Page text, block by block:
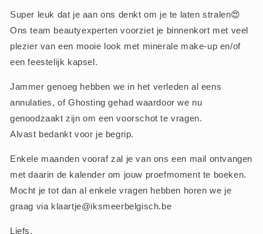
Super leuk dat je aan ons denkt om je te laten stralen😍
Ons team beautyexperten voorziet je binnenkort met veel
plezier van een mooie look met minerale make-up en/of
een feestelijk kapsel.
Jammer genoeg hebben we in het verleden al eens
annulaties, of Ghosting gehad waardoor we nu
genoodzaakt zijn om een voorschot te vragen.
Alvast bedankt voor je begrip.
Enkele maanden vooraf zal je van ons een mail ontvangen
met daarin de kalender om jouw proefmoment te boeken.
Mocht je tot dan al enkele vragen hebben horen we je
graag via klaartje@iksmeerbelgisch.be
Liefs,